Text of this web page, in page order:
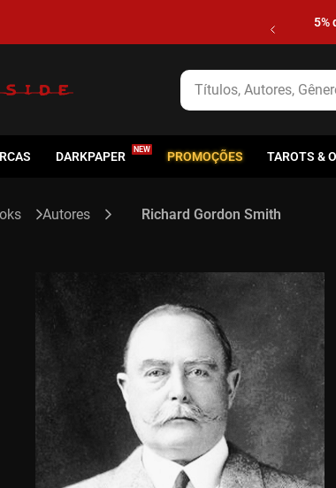
5%
Títulos, Autores,
DARKPAPER PROMOÇÕES TAROTS &
Autores Richard Gordon Smith